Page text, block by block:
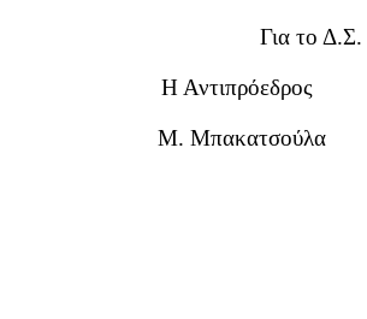
Για το
Η Αντιπρόεδρος
Μ.